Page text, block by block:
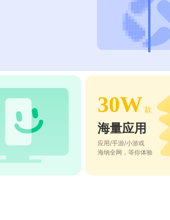
30W 款
海量应用
应用/手游/小游戏
海纳全网，等你体验